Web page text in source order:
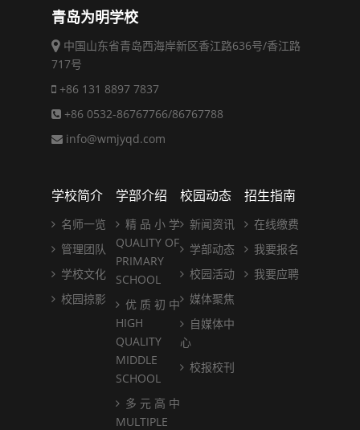
青岛为明学校
中国山东省青岛西海岸新区香江路636号/香江路
717号
+86 131 8897 7837
+86 0532-86767766/86767788
info@wmjyqd.com
学校简介
名师一览
管理团队
学校文化
校园掠影
学部介绍
精 品 小 学
QUALITY OF
PRIMARY
SCHOOL
优 质 初 中
HIGH
QUALITY
MIDDLE
SCHOOL
多 元 高 中
MULTIPLE
校园动态
新闻资讯
学部动态
校园活动
媒体聚焦
自媒体中
心
校报校刊
招生指南
在线缴费
我要报名
我要应聘